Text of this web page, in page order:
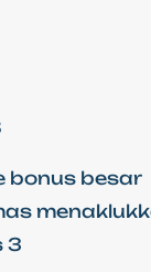
bonus besar
3